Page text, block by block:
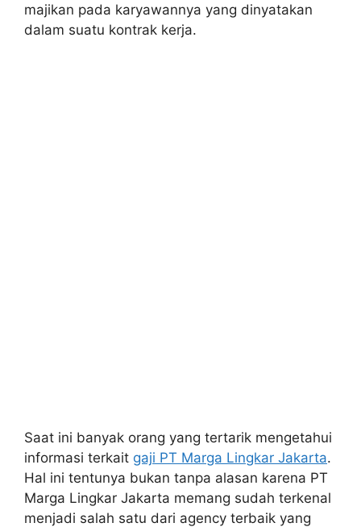
majikan pada karyawannya yang dinyatakan
dalam suatu kontrak kerja.
Saat ini banyak orang yang tertarik mengetahui
informasi terkait gaji PT Marga Lingkar Jakarta.
Hal ini tentunya bukan tanpa alasan karena PT
Marga Lingkar Jakarta memang sudah terkenal
menjadi salah satu dari agency terbaik yang